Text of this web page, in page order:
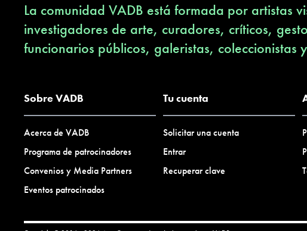
La comunidad VADB está formada por artistas
investigadores de arte, curadores, críticos,
funcionarios públicos, galeristas, coleccionistas
Sobre VADB
Acerca de VADB
Programa de patrocinadores
Convenios y Media Partners
Eventos patrocinados
Tu cuenta
Solicitar una cuenta
Entrar
Recuperar clave